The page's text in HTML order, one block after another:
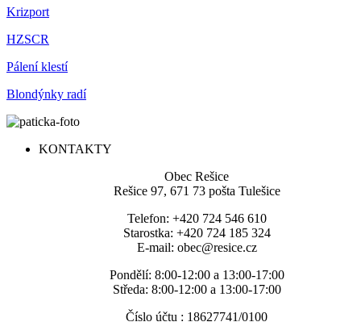
Krizport
HZSCR
Pálení klestí
Blondýnky radí
KONTAKTY
Obec Rešice
Rešice 97, 671 73 pošta Tulešice
Telefon: +420 724 546 610
Starostka: +420 724 185 324
E-mail: obec@resice.cz
Pondělí: 8:00-12:00 a 13:00-17:00
Středa: 8:00-12:00 a 13:00-17:00
Číslo účtu : 18627741/0100